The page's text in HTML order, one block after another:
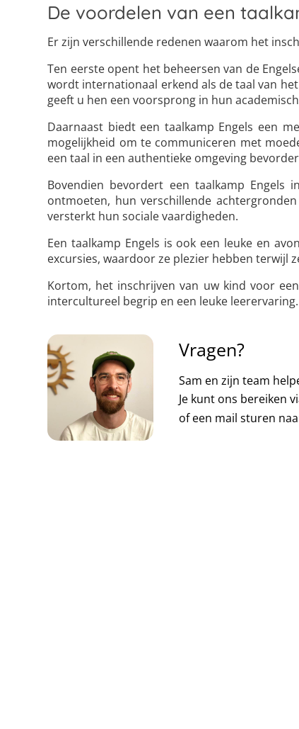
De voordelen van een
Er zijn verschillende redenen waarom het
Ten eerste opent het beheersen van de
wordt internationaal erkend als de taal van
geeft u hen een voorsprong in hun
Daarnaast biedt een taalkamp Engels een
mogelijkheid om te communiceren met
een taal in een authentieke omgeving
Bovendien bevordert een taalkamp
ontmoeten, hun verschillende
versterkt hun sociale vaardigheden.
Een taalkamp Engels is ook een leuke en
excursies, waardoor ze plezier hebben terwijl
Kortom, het inschrijven van uw kind voor
intercultureel begrip en een leuke
Vragen?
Sam en zijn team
Je kunt ons bereiken
of een mail sturen